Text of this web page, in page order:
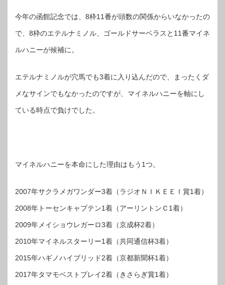
今年の函館記念では、8枠11番が頭数の関係からいなかったの
で、8枠のエテルナミノル、ゴールドサーベラスと11番マイネ
ルハニーが候補に。
エテルナミノルが穴馬でも3着に入り込んだので、まったくダ
メなサインでもなかったのですが、マイネルハニーを軸にし
ている時点で負けでした。
マイネルハニーを本命にした理由はもう1つ。
2007年サクラメガワンダー3着（ラジオＮＩＫＥＥＩ賞1着）
2008年トーセンキャプテン1着（アーリントンＣ1着）
2009年メイショウレガーロ3着（京成杯2着）
2010年マイネルスターリー1着（共同通信杯3着）
2015年ハギノハイブリッド2着（京都新聞杯1着）
2017年タマモベストプレイ2着（きさらぎ賞1着）